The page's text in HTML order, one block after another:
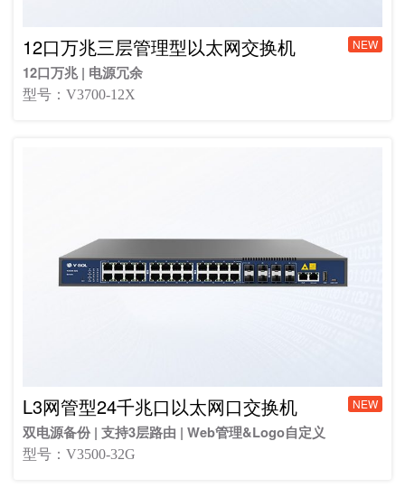
12口万兆三层管理型以太网交换机 NEW
12口万兆 | 电源冗余
型号：V3700-12X
L3网管型24千兆口以太网口交换机 NEW
双电源备份 | 支持3层路由 | Web管理&Logo自定义
型号：V3500-32G